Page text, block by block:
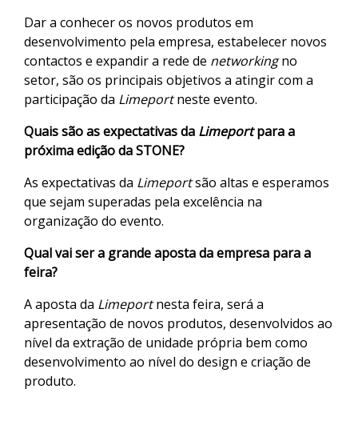
Dar a conhecer os novos produtos em
desenvolvimento pela empresa, estabelecer novos
contactos e expandir a rede de networkingno
setor, são os principais objetivos a atingir com a
participação da Limeportneste evento.
Quais são as expectativas da Limeportpara a
próxima edição da STONE?
As expectativas da Limeportsão altas e esperamos
que sejam superadas pela excelência na
organização do evento.
Qual vai ser a grande aposta da empresa para a
feira?
A aposta da Limeportnesta feira, será a
apresentação de novos produtos, desenvolvidos ao
nível da extração de unidade própria bem como
desenvolvimento ao nível do design e criação de
produto.